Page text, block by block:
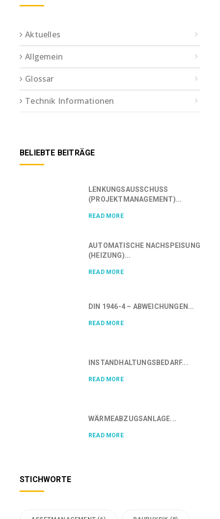
Aktuelles
Allgemein
Glossar
Technik Informationen
BELIEBTE BEITRÄGE
LENKUNGSAUSSCHUSS
(PROJEKTMANAGEMENT)...
READ MORE
AUTOMATISCHE NACHSPEISUNG
(HEIZUNG)...
READ MORE
DIN 1946-4 – ABWEICHUNGEN...
READ MORE
INSTANDHALTUNGSBEDARF...
READ MORE
WÄRMEABZUGSANLAGE...
READ MORE
STICHWORTE